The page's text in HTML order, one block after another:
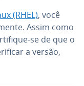
(RHEL), você
Assim como
se de que o
a versão,